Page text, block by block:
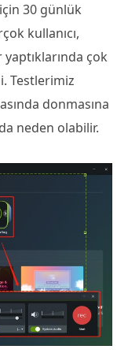
30 günlük
kullanıcı,
çok
Testlerimiz
donmasına
neden olabilir.